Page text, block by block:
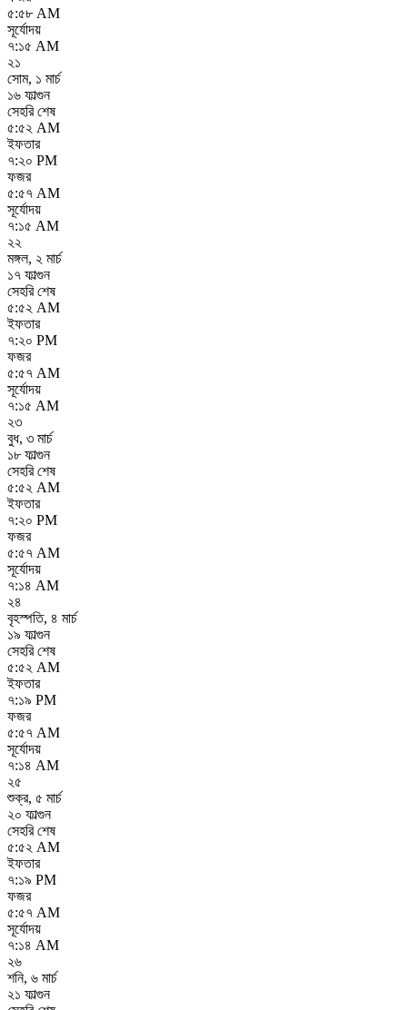
৫:৫৮ AM
সূর্যোদয়
৭:১৫ AM
২১
সোম, ১ মার্চ
১৬ ফাল্গুন
সেহরি শেষ
৫:৫২ AM
ইফতার
৭:২০ PM
ফজর
৫:৫৭ AM
সূর্যোদয়
৭:১৫ AM
২২
মঙ্গল, ২ মার্চ
১৭ ফাল্গুন
সেহরি শেষ
৫:৫২ AM
ইফতার
৭:২০ PM
ফজর
৫:৫৭ AM
সূর্যোদয়
৭:১৫ AM
২৩
বুধ, ৩ মার্চ
১৮ ফাল্গুন
সেহরি শেষ
৫:৫২ AM
ইফতার
৭:২০ PM
ফজর
৫:৫৭ AM
সূর্যোদয়
৭:১৪ AM
২৪
বৃহস্পতি, ৪ মার্চ
১৯ ফাল্গুন
সেহরি শেষ
৫:৫২ AM
ইফতার
৭:১৯ PM
ফজর
৫:৫৭ AM
সূর্যোদয়
৭:১৪ AM
২৫
শুক্র, ৫ মার্চ
২০ ফাল্গুন
সেহরি শেষ
৫:৫২ AM
ইফতার
৭:১৯ PM
ফজর
৫:৫৭ AM
সূর্যোদয়
৭:১৪ AM
২৬
শনি, ৬ মার্চ
২১ ফাল্গুন